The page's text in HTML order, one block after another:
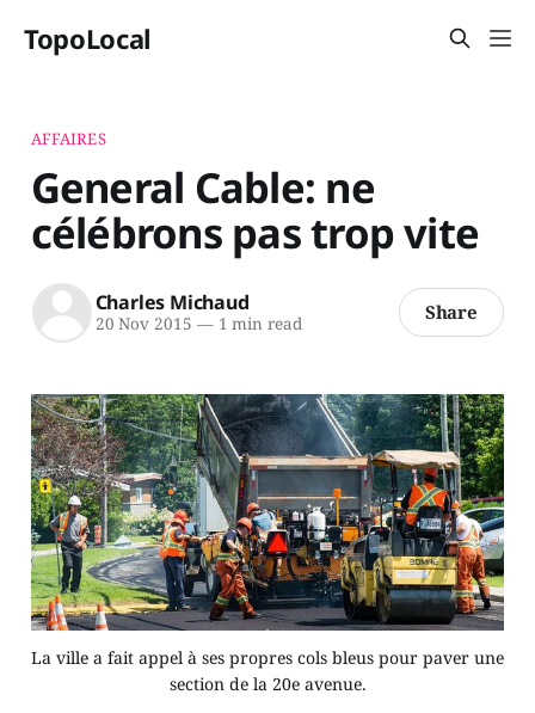
TopoLocal
AFFAIRES
General Cable: ne
célébrons pas trop vite
Charles Michaud
20 Nov 2015 —1 min read Share
La ville a fait appel à ses propres cols bleus pour paver une
section de la 20e avenue.